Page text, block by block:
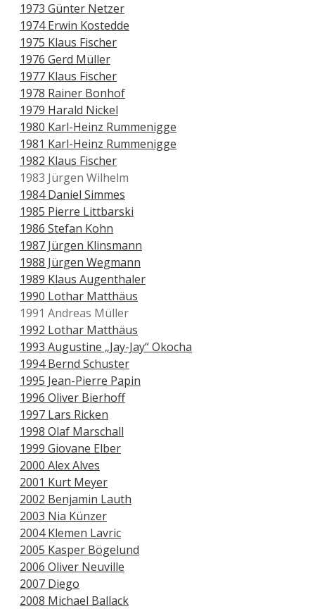
1973 Günter Netzer
1974 Erwin Kostedde
1975 Klaus Fischer
1976 Gerd Müller
1977 Klaus Fischer
1978 Rainer Bonhof
1979 Harald Nickel
1980 Karl-Heinz Rummenigge
1981 Karl-Heinz Rummenigge
1982 Klaus Fischer
1983 Jürgen Wilhelm
1984 Daniel Simmes
1985 Pierre Littbarski
1986 Stefan Kohn
1987 Jürgen Klinsmann
1988 Jürgen Wegmann
1989 Klaus Augenthaler
1990 Lothar Matthäus
1991 Andreas Müller
1992 Lothar Matthäus
1993 Augustine „Jay-Jay“ Okocha
1994 Bernd Schuster
1995 Jean-Pierre Papin
1996 Oliver Bierhoff
1997 Lars Ricken
1998 Olaf Marschall
1999 Giovane Elber
2000 Alex Alves
2001 Kurt Meyer
2002 Benjamin Lauth
2003 Nia Künzer
2004 Klemen Lavric
2005 Kasper Bögelund
2006 Oliver Neuville
2007 Diego
2008 Michael Ballack